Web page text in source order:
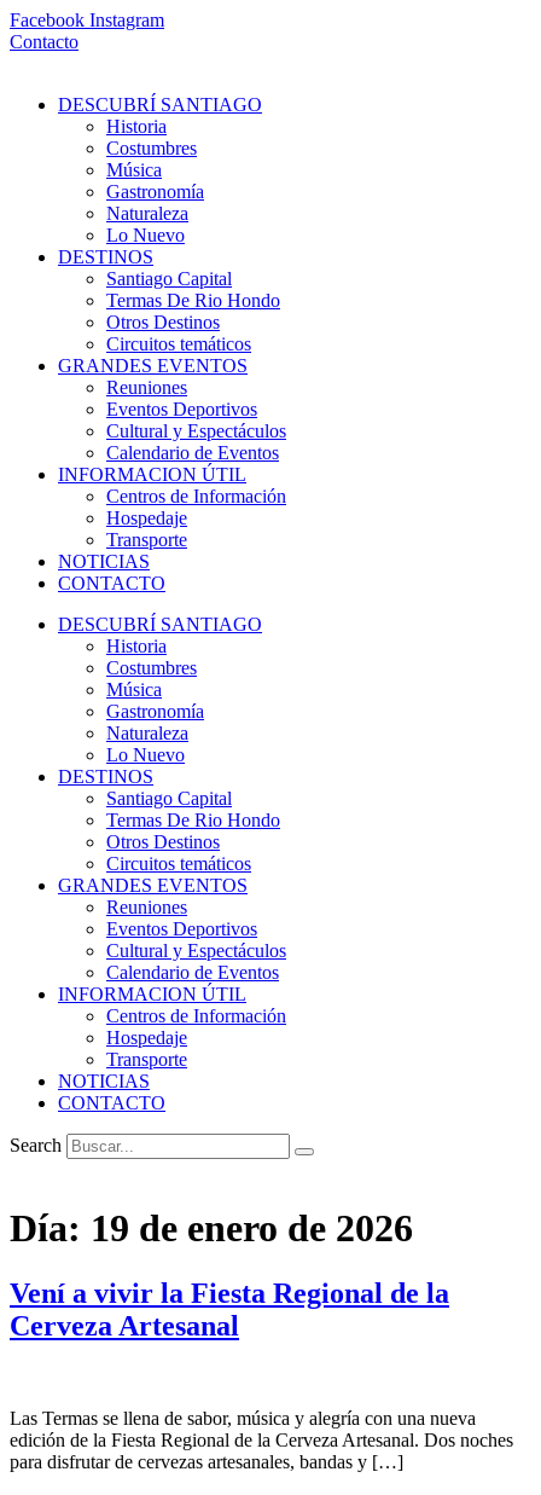
Ir
al
Facebook Instagram
Contacto
DESCUBRÍ SANTIAGO
Historia
Costumbres
Música
Gastronomía
Naturaleza
Lo Nuevo
DESTINOS
Santiago Capital
Termas De Rio Hondo
Otros Destinos
Circuitos temáticos
GRANDES EVENTOS
Reuniones
Eventos Deportivos
Cultural y Espectáculos
Calendario de Eventos
INFORMACION ÚTIL
Centros de Información
Hospedaje
Transporte
NOTICIAS
CONTACTO
DESCUBRÍ SANTIAGO
Historia
Costumbres
Música
Gastronomía
Naturaleza
Lo Nuevo
DESTINOS
Santiago Capital
Termas De Rio Hondo
Otros Destinos
Circuitos temáticos
GRANDES EVENTOS
Reuniones
Eventos Deportivos
Cultural y Espectáculos
Calendario de Eventos
INFORMACION ÚTIL
Centros de Información
Hospedaje
Transporte
NOTICIAS
CONTACTO
Search
Día: 19 de enero de 2026
Vení a vivir la Fiesta Regional de la
Cerveza Artesanal
Las Termas se llena de sabor, música y alegría con una nueva
edición de la Fiesta Regional de la Cerveza Artesanal. Dos noches
para disfrutar de cervezas artesanales, bandas y […]